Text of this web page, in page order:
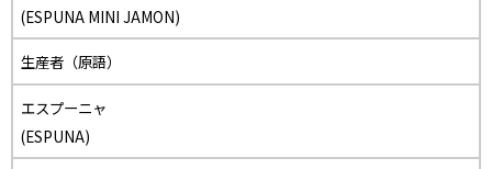
(ESPUNA MINI JAMON)
生産者（原語）
エスプーニャ
(ESPUNA)